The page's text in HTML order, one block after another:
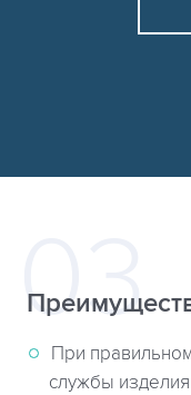
При
службы изделия